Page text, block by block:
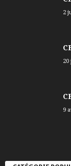
2
20
9